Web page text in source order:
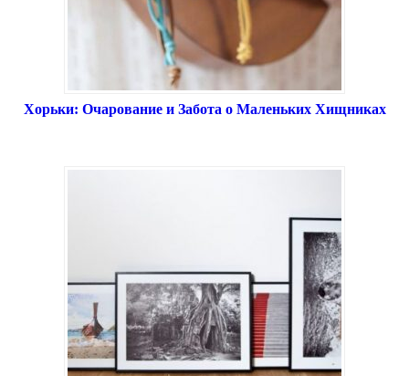
Хорьки: Очарование и Забота о Маленьких Хищниках